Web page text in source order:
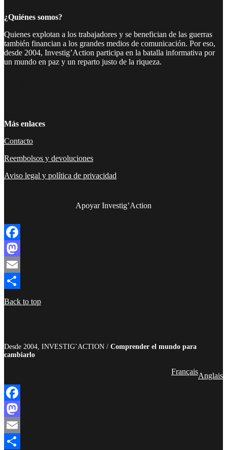
¿Quiénes somos?
Quienes explotan a los trabajadores y se benefician de las guerras
también financian a los grandes medios de comunicación. Por eso,
desde 2004, Investig’Action participa en la batalla informativa por
un mundo en paz y un reparto justo de la riqueza.
Más enlaces
Contacto
Reembolsos y devoluciones
Aviso legal y política de privacidad
Apoyar Investig’Action
Facebook
Mastodon
Email
Compartir
Back to top
Desde 2004, INVESTIG’ACTION / Comprender el mundo para
cambiarlo
FrançaisAnglais
Facebook
Mastodon
Email